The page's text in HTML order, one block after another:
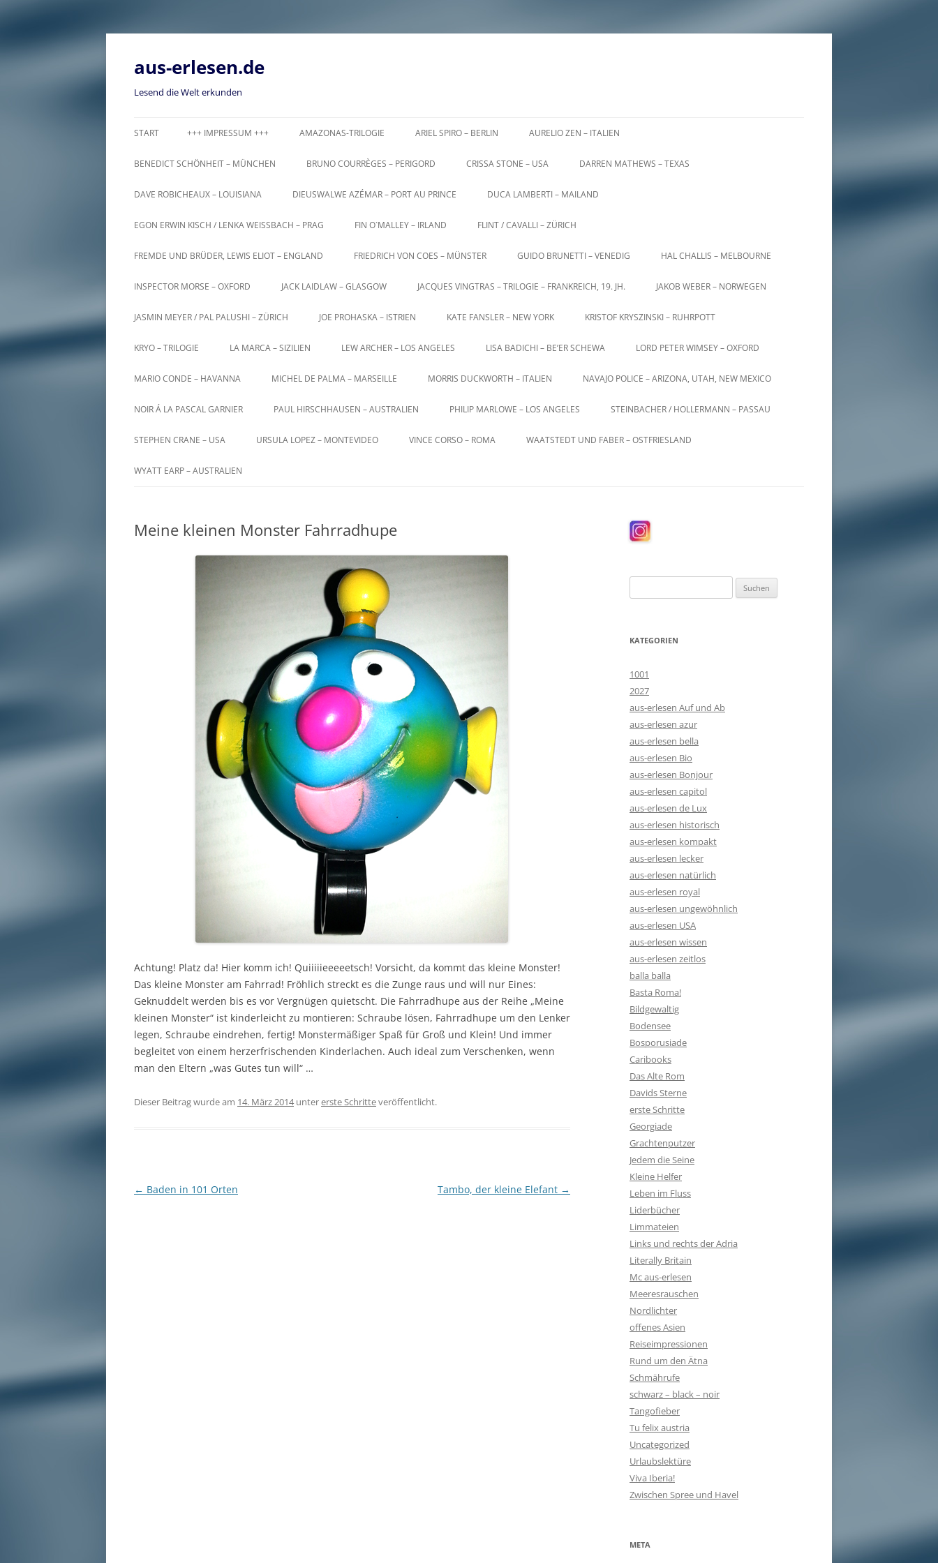
Zum
aus-erlesen.de
Lesend die Welt erkunden
START +++ IMPRESSUM +++ AMAZONAS-TRILOGIE ARIEL SPIRO – BERLIN AURELIO ZEN – ITALIEN
BENEDICT SCHÖNHEIT – MÜNCHEN BRUNO COURRÈGES – PERIGORD CRISSA STONE – USA DARREN MATHEWS – TEXAS
DAVE ROBICHEAUX – LOUISIANA DIEUSWALWE AZÉMAR – PORT AU PRINCE DUCA LAMBERTI – MAILAND
EGON ERWIN KISCH / LENKA WEISSBACH – PRAG FIN O`MALLEY – IRLAND FLINT / CAVALLI – ZÜRICH
FREMDE UND BRÜDER, LEWIS ELIOT – ENGLAND FRIEDRICH VON COES – MÜNSTER GUIDO BRUNETTI – VENEDIG HAL CHALLIS – MELBOURNE
INSPECTOR MORSE – OXFORD JACK LAIDLAW – GLASGOW JACQUES VINGTRAS – TRILOGIE – FRANKREICH, 19. JH. JAKOB WEBER – NORWEGEN
JASMIN MEYER / PAL PALUSHI – ZÜRICH JOE PROHASKA – ISTRIEN KATE FANSLER – NEW YORK KRISTOF KRYSZINSKI – RUHRPOTT
KRYO – TRILOGIE LA MARCA – SIZILIEN LEW ARCHER – LOS ANGELES LISA BADICHI – BE’ER SCHEWA LORD PETER WIMSEY – OXFORD
MARIO CONDE – HAVANNA MICHEL DE PALMA – MARSEILLE MORRIS DUCKWORTH – ITALIEN NAVAJO POLICE – ARIZONA, UTAH, NEW MEXICO
NOIR Á LA PASCAL GARNIER PAUL HIRSCHHAUSEN – AUSTRALIEN PHILIP MARLOWE – LOS ANGELES STEINBACHER / HOLLERMANN – PASSAU
STEPHEN CRANE – USA URSULA LOPEZ – MONTEVIDEO VINCE CORSO – ROMA WAATSTEDT UND FABER – OSTFRIESLAND
WYATT EARP – AUSTRALIEN
Meine kleinen Monster Fahrradhupe
Achtung! Platz da! Hier komm ich! Quiiiiieeeeetsch! Vorsicht, da kommt das kleine Monster!
Das kleine Monster am Fahrrad! Fröhlich streckt es die Zunge raus und will nur Eines:
Geknuddelt werden bis es vor Vergnügen quietscht. Die Fahrradhupe aus der Reihe „Meine
kleinen Monster“ ist kinderleicht zu montieren: Schraube lösen, Fahrradhupe um den Lenker
legen, Schraube eindrehen, fertig! Monstermäßiger Spaß für Groß und Klein! Und immer
begleitet von einem herzerfrischenden Kinderlachen. Auch ideal zum Verschenken, wenn
man den Eltern „was Gutes tun will“ …
Dieser Beitrag wurde am 14. März 2014untererste Schritteveröffentlicht.
Beitragsnavigation
← Baden in 101 Orten Tambo, der kleine Elefant →
nach:
KATEGORIEN
1001
2027
aus-erlesen Auf und Ab
aus-erlesen azur
aus-erlesen bella
aus-erlesen Bio
aus-erlesen Bonjour
aus-erlesen capitol
aus-erlesen de Lux
aus-erlesen historisch
aus-erlesen kompakt
aus-erlesen lecker
aus-erlesen natürlich
aus-erlesen royal
aus-erlesen ungewöhnlich
aus-erlesen USA
aus-erlesen wissen
aus-erlesen zeitlos
balla balla
Basta Roma!
Bildgewaltig
Bodensee
Bosporusiade
Caribooks
Das Alte Rom
Davids Sterne
erste Schritte
Georgiade
Grachtenputzer
Jedem die Seine
Kleine Helfer
Leben im Fluss
Liderbücher
Limmateien
Links und rechts der Adria
Literally Britain
Mc aus-erlesen
Meeresrauschen
Nordlichter
offenes Asien
Reiseimpressionen
Rund um den Ätna
Schmährufe
schwarz – black – noir
Tangofieber
Tu felix austria
Uncategorized
Urlaubslektüre
Viva Iberia!
Zwischen Spree und Havel
META